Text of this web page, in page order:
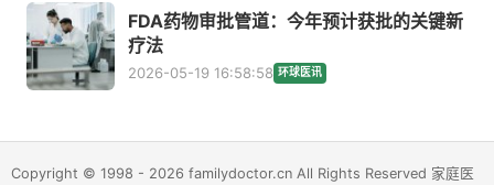
FDA药物审批管道：今年预计获批的关键新
疗法
2026-05-19 16:58:58 环球医讯
Copyright © 1998 - 2026 familydoctor.cn All Rights Reserved 家庭医